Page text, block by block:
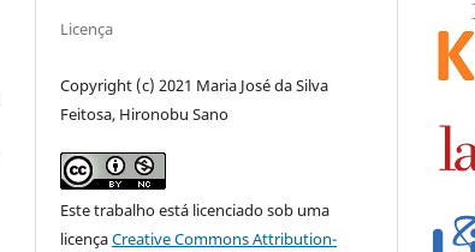
Licença
Copyright (c) 2021 Maria José da Silva
Feitosa, Hironobu Sano
Este trabalho está licenciado sob uma
licençaCreative Commons Attribution-